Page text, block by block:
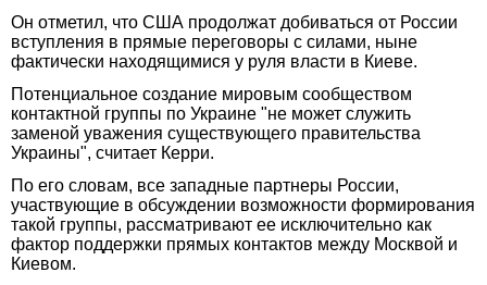
Он отметил, что США продолжат добиваться от России
вступления в прямые переговоры с силами, ныне
фактически находящимися у руля власти в Киеве.
Потенциальное создание мировым сообществом
контактной группы по Украине "не может служить
заменой уважения существующего правительства
Украины", считает Керри.
По его словам, все западные партнеры России,
участвующие в обсуждении возможности формирования
такой группы, рассматривают ее исключительно как
фактор поддержки прямых контактов между Москвой и
Киевом.